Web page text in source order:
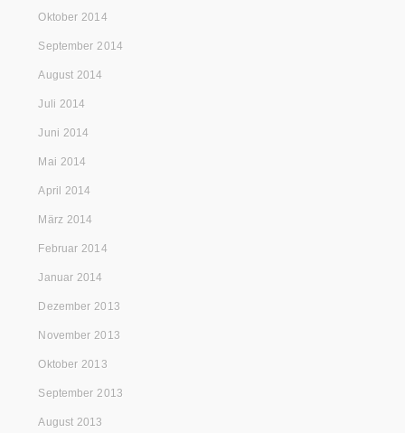
Oktober 2014
September 2014
August 2014
Juli 2014
Juni 2014
Mai 2014
April 2014
März 2014
Februar 2014
Januar 2014
Dezember 2013
November 2013
Oktober 2013
September 2013
August 2013